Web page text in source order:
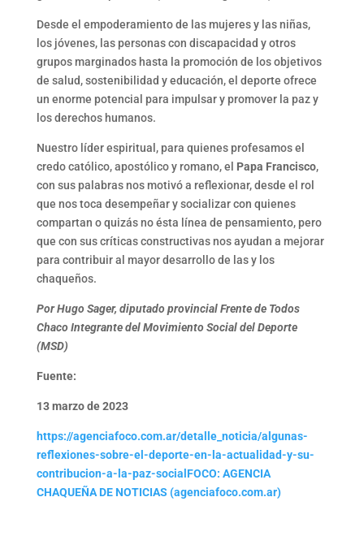
Desde el empoderamiento de las mujeres y las niñas,
los jóvenes, las personas con discapacidad y otros
grupos marginados hasta la promoción de los objetivos
de salud, sostenibilidad y educación, el deporte ofrece
un enorme potencial para impulsar y promover la paz y
los derechos humanos.
Nuestro líder espiritual, para quienes profesamos el
credo católico, apostólico y romano, el Papa Francisco,
con sus palabras nos motivó a reflexionar, desde el rol
que nos toca desempeñar y socializar con quienes
compartan o quizás no ésta línea de pensamiento, pero
que con sus críticas constructivas nos ayudan a mejorar
para contribuir al mayor desarrollo de las y los
chaqueños.
Por Hugo Sager, diputado provincial Frente de Todos
Chaco Integrante del Movimiento Social del Deporte
(MSD)
Fuente:
13 marzo de 2023
https://agenciafoco.com.ar/detalle_noticia/algunas-
reflexiones-sobre-el-deporte-en-la-actualidad-y-su-
contribucion-a-la-paz-social FOCO: AGENCIA
CHAQUEÑA DE NOTICIAS (agenciafoco.com.ar)